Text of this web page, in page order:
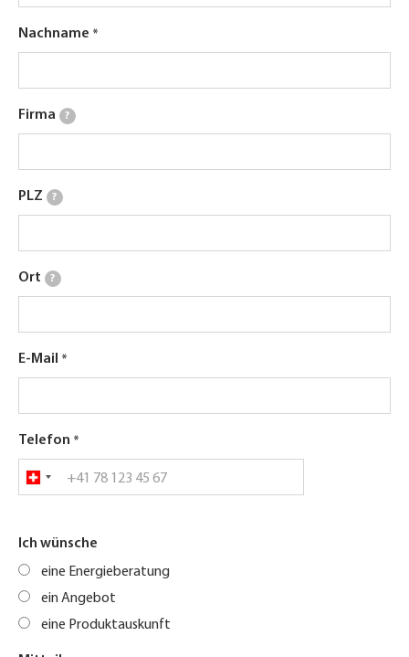
Nachname
Firma ?
PLZ ?
Ort ?
E-Mail
Telefon
Ich wünsche
eine Energieberatung
ein Angebot
eine Produktauskunft